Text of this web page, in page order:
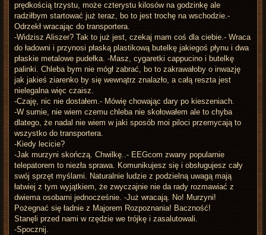
prędkością trzystu, może czterystu kilosów na godzinkę ale
radziłbym startować już teraz, bo to jest trochę na wschodzie.-
Odrzekł wracając do transportera.
-Widzisz Aliszer? Tak to już jest, czekaj mam coś dla ciebie.- Wraca
do ładowni i przynosi płaską plastikową butelkę jakiegoś płynu i dwa
płaskie metalowe pudełka. -Masz, cygaretki cappucino i butelkę
palinki. Chleba bym nie mógł zabrać, bo to zakrawałoby o inwazję
jak jakieś ziarenko by się wewnątrz znalazło, a całą reszta jest
nielegalna więc czaisz.
-Czaję, nic nie dostałem.- Mówię chowając dary po kieszeniach.
-W sumie, nie wiem czemu chleba nie skołowałem ale to chyba
dlatego, że nadal nie wiem w jaki sposób moi piloci przemycają to
wszystko do transportera.
-Kiedy lecicie?
-Jak murzyni skończą. Chwilkę..- EEGcom zwany popularnie
telepatorem to niezła sprawa. Komunikujesz się i obsługujesz cały
swój sprzęt myślami. Naturalnie ludzie z podzielną uwagą mają
łatwiej z tym wyjątkiem, że zwyczajnie nie da rady rozmawiać z
dwiema osobami jednocześnie. -Już wracają. No! Murzyni!
Pożegnać się ładnie z Majorem Rozpoznania! Baczność!
Stanęli przed nami w rzędzie we trójkę i zasalutowali.
-Spocznij.